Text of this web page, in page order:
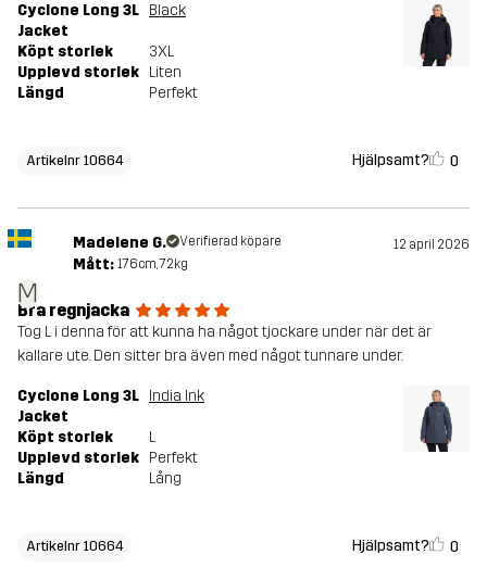
Cyclone Long 3L
Jacket
Black
Köpt storlek
3XL
Upplevd storlek Liten
Längd
Perfekt
Artikelnr 10664 Hjälpsamt? 0
M
Madelene G. Verifierad köpare 12 april 2026
Mått: 176cm, 72kg
Bra regnjacka
Tog L i denna för att kunna ha något tjockare under när det är
kallare ute. Den sitter bra även med något tunnare under.
Cyclone Long 3L
Jacket
India Ink
Köpt storlek
L
Upplevd storlek Perfekt
Längd
Lång
Artikelnr 10664 Hjälpsamt? 0